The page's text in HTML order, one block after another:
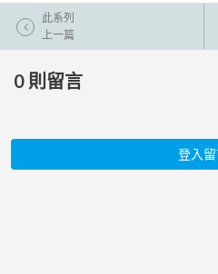
此系列
上一篇
0 則留言
登入